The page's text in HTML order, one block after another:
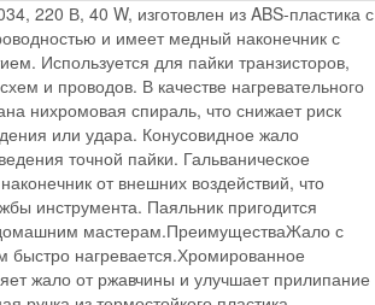
220 В, 40 W, изготовлен из ABS-пластика с
и имеет медный наконечник с
Используется для пайки транзисторов,
и проводов. В качестве нагревательного
нихромовая спираль, что снижает риск
или удара. Конусовидное жало
точной пайки. Гальваническое
от внешних воздействий, что
инструмента. Паяльник пригодится
мастерам.ПреимуществаЖало с
нагревается.Хромированное
жало от ржавчины и улучшает прилипание